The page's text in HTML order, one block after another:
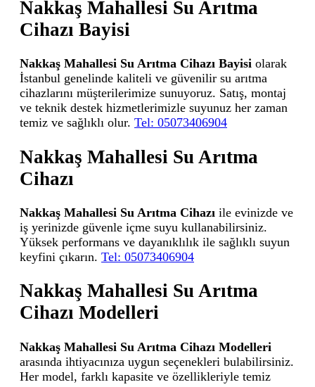
Nakkaş Mahallesi Su Arıtma
Cihazı Bayisi
Nakkaş Mahallesi Su Arıtma Cihazı Bayisi olarak
İstanbul genelinde kaliteli ve güvenilir su arıtma
cihazlarını müşterilerimize sunuyoruz. Satış, montaj
ve teknik destek hizmetlerimizle suyunuz her zaman
temiz ve sağlıklı olur. Tel: 05073406904
Nakkaş Mahallesi Su Arıtma
Cihazı
Nakkaş Mahallesi Su Arıtma Cihazı ile evinizde ve
iş yerinizde güvenle içme suyu kullanabilirsiniz.
Yüksek performans ve dayanıklılık ile sağlıklı suyun
keyfini çıkarın. Tel: 05073406904
Nakkaş Mahallesi Su Arıtma
Cihazı Modelleri
Nakkaş Mahallesi Su Arıtma Cihazı Modelleri
arasında ihtiyacınıza uygun seçenekleri bulabilirsiniz.
Her model, farklı kapasite ve özellikleriyle temiz